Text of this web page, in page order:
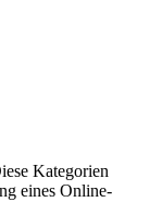
Kategorien
eines Online-